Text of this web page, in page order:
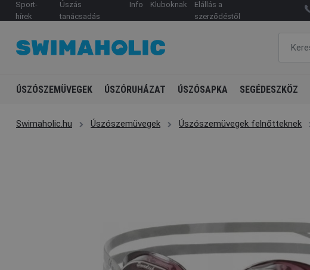
Sport-
hírek
Úszás
tanácsadás
Info Kluboknak
Elállás a
szerződéstől
ÚSZÓSZEMÜVEGEK ÚSZÓRUHÁZAT ÚSZÓSAPKA SEGÉDESZKÖZ
Swimaholic.hu Úszószemüvegek Úszószemüvegek felnőtteknek